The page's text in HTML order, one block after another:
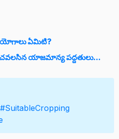
ఏమిటి?
యాజమాన్య పద్దతులు...
#SuitableCropping